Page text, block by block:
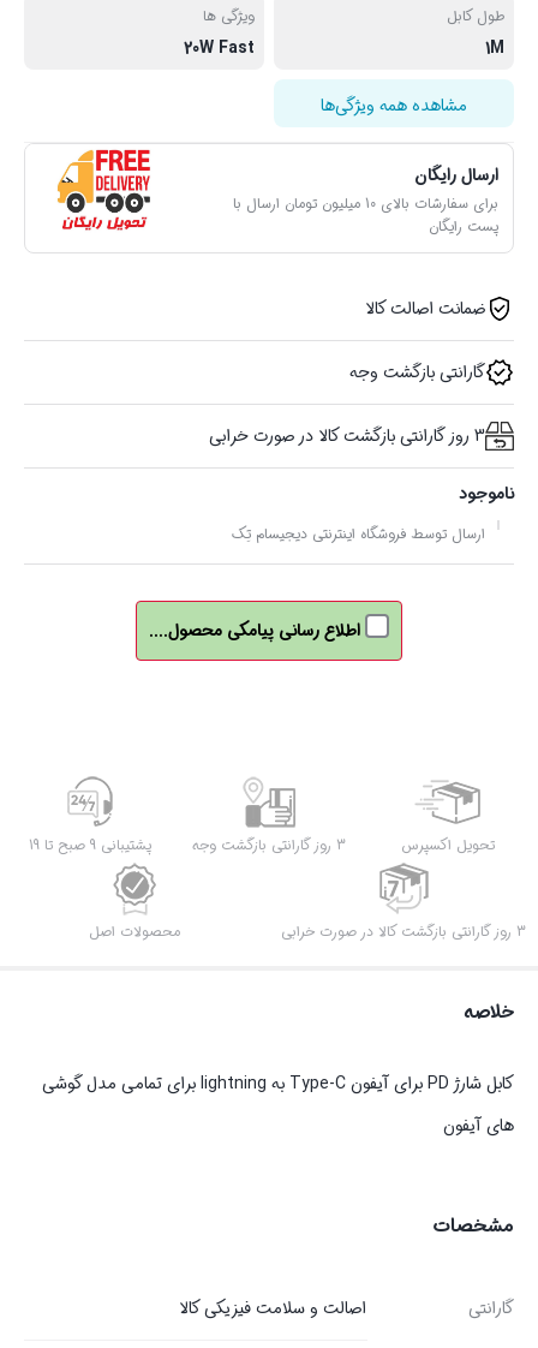
طول کابل
1M
ویژگی ها
20W Fast
مشاهده همه ویژگی‌ها
ارسال رایگان
برای سفارشات بالای 10 میلیون تومان ارسال با
پست رایگان
ضمانت اصالت کالا
گارانتی بازگشت وجه
3 روز گارانتی بازگشت کالا در صورت خرابی
ناموجود
ارسال توسط فروشگاه اینترنتی دیجیسام تِک
اطلاع رسانی پیامکی محصول....
تحویل اکسپرس 3 روز گارانتی بازگشت وجه پشتیبانی 9 صبح تا 19
3 روز گارانتی بازگشت کالا در صورت خرابی محصولات اصل
خلاصه
کابل شارژ PD برای آیفون Type-C به lightning برای تمامی مدل گوشی
های آیفون
مشخصات
گارانتی اصالت و سلامت فیزیکی کالا